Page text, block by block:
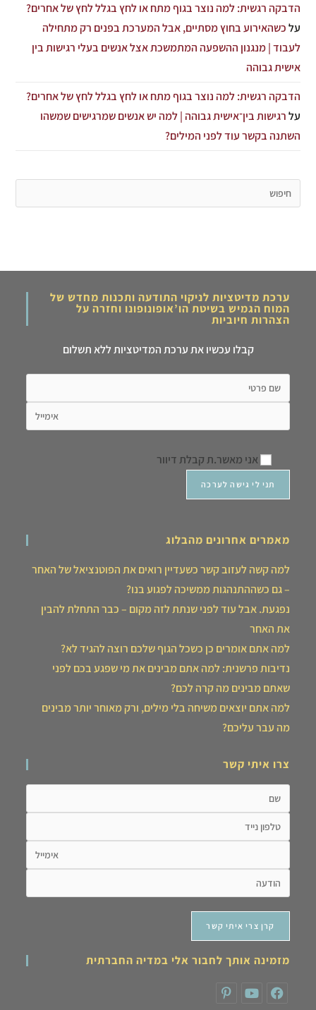
הדבקה רגשית: למה נוצר בגוף מתח או לחץ בגלל לחץ של אחרים?
עלכשהאירוע בחוץ מסתיים, אבל המערכת בפנים רק מתחילה
לעבוד | מנגנון ההשפעה המתמשכת אצל אנשים בעלי רגישות בין
אישית גבוהה
הדבקה רגשית: למה נוצר בגוף מתח או לחץ בגלל לחץ של אחרים?
עלרגישות בין־אישית גבוהה | למה יש אנשים שמרגישים שמשהו
השתנה בקשר עוד לפני המילים?
ערכת מדיטציות לניקוי התודעה ותכנות מחדש של
המוח הגמיש בשיטת הו’אופונופונו וחזרה על
הצהרות חיוביות
קבלו עכשיו את ערכת המדיטציות ללא תשלום
אני מאשר.ת קבלת דיוור
מאמרים אחרונים מהבלוג
למה קשה לעזוב קשר כשעדיין רואים את הפוטנציאל של האחר
– גם כשההתנהגות ממשיכה לפגוע בנו?
נפגעת. אבל עוד לפני שנתת לזה מקום – כבר התחלת להבין
את האחר
למה אתם אומרים כן כשכל הגוף שלכם רוצה להגיד לא?
נדיבות פרשנית: למה אתם מבינים את מי שפגע בכם לפני
שאתם מבינים מה קרה לכם?
למה אתם יוצאים משיחה בלי מילים, ורק מאוחר יותר מבינים
מה עבר עליכם?
צרו איתי קשר
מזמינה אותך לחבור אלי במדיה החברתית